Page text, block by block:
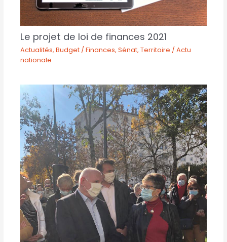
Le projet de loi de finances 2021
Actualités,Budget / Finances,Sénat,Territoire / Actu
nationale